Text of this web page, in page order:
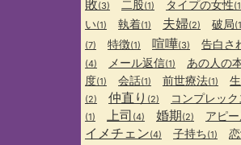
敗(3) 二股(1) タイプの女性
い(1) 執着(1) 夫婦(2) 破局
(7) 特徴(1) 喧嘩(3) 告白さ
(4) メール返信(1) あの人の
度(1) 会話(1) 前世療法(1)
(2) 仲直り (2) コンプレック
(1) 上司 (4) 婚期(2) アピ
イメチェン(4) 子持ち(1)